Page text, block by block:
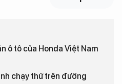
ô tô của Honda Việt Nam
chạy thử trên đường